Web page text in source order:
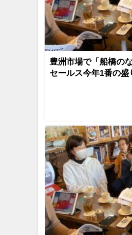
豊洲市場で「船橋の
セールス今年1番の